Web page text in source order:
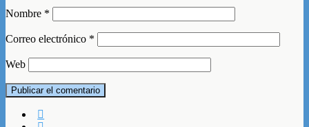
Nombre *
Correo electrónico *
Web